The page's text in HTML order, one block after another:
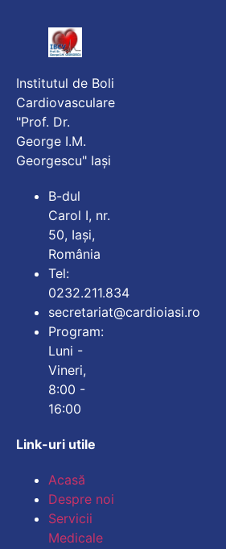
Institutul de Boli
Cardiovasculare
"Prof. Dr.
George I.M.
Georgescu" Iași
B-dul
Carol I, nr.
50, Iași,
România
Tel:
0232.211.834
secretariat@cardioiasi.ro
Program:
Luni -
Vineri,
8:00 -
16:00
Link-uri utile
Acasă
Despre noi
Servicii
Medicale